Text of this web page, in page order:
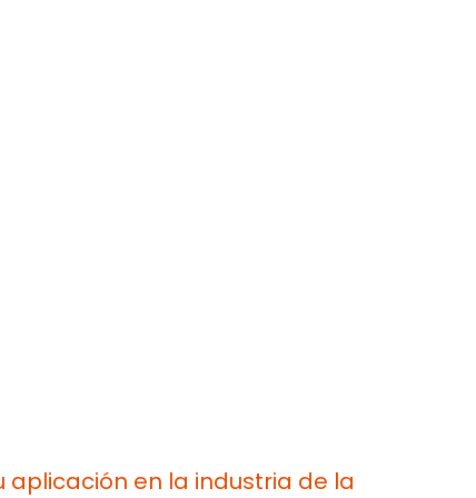
en la industria de la